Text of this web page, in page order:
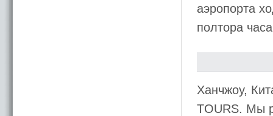
аэропорта
полтора
Ханчжоу,
TOURS. Мы